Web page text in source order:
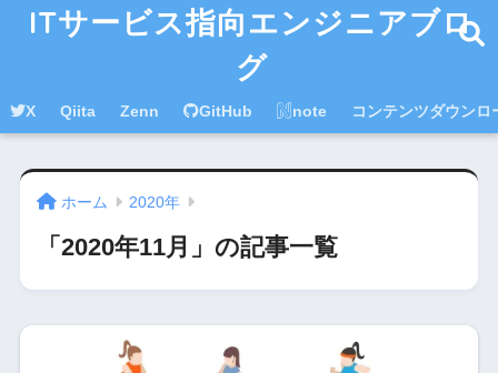
ITサービス指向エンジニアブロ
グ
X Qiita Zenn GitHub note コンテンツダウンロ
ホーム 2020年
「2020年11月」の記事一覧